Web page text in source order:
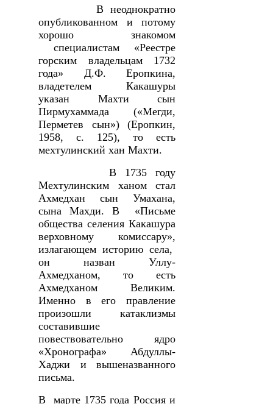
В неоднократно
опубликованном и потому
хорошо знакомом
специалистам «Реестре
горским владельцам 1732
года» Д.Ф. Еропкина,
владетелем Какашуры
указан Махти сын
Пирмухаммада («Мегди,
Перметев сын») (Еропкин,
1958, с. 125), то есть
мехтулинский хан Махти.
В 1735 году
Мехтулинским ханом стал
Ахмедхан сын Умахана,
сына Махди. В «Письме
общества селения Какашура
верховному комиссару»,
излагающем историю села,
он назван Уллу-
Ахмедханом, то есть
Ахмедханом Великим.
Именно в его правление
произошли катаклизмы
составившие
повествовательно ядро
«Хронографа» Абдуллы-
Хаджи и вышеназванного
письма.
В марте 1735 года Россия и